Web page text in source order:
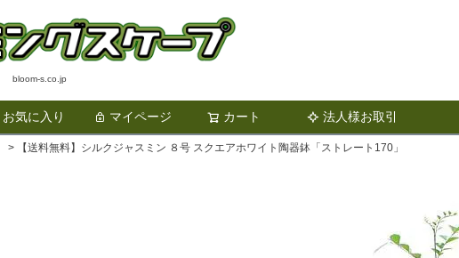
bloom-s.co.jp
お気に入り マイページ カート 法人様お取引
検索
【送料無料】シルクジャスミン ８号 スクエアホワイト陶器鉢「ストレート170」